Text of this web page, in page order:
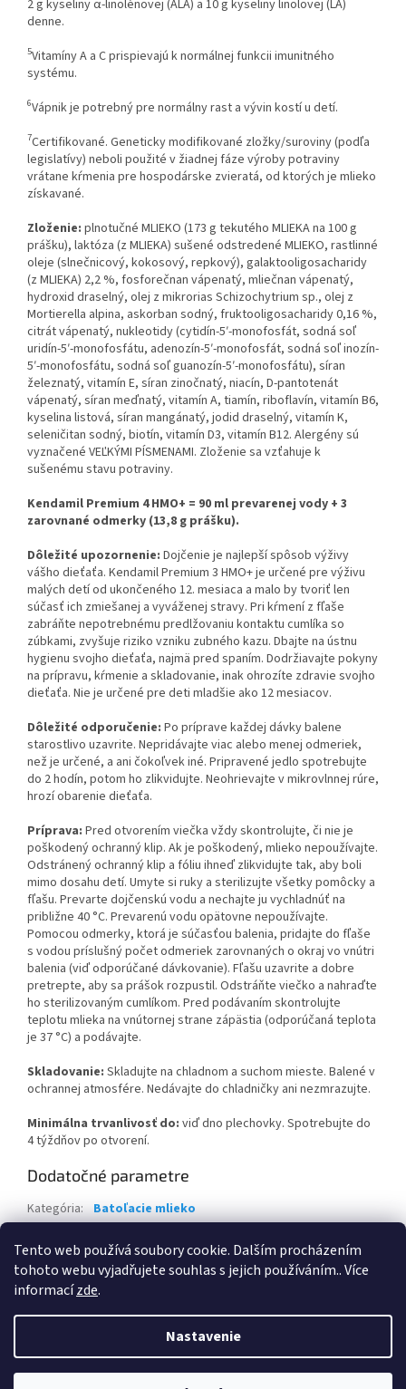
Tento web používá soubory cookie. Dalším procházením
tohoto webu vyjadřujete souhlas s jejich používáním.. Více
informacízde.
Nastavenie
2 g kyseliny α-linolénovej (ALA) a 10 g kyseliny linolovej (LA)
denne.
5Vitamíny A a C prispievajú k normálnej funkcii imunitného
systému.
6Vápnik je potrebný pre normálny rast a vývin kostí u detí.
7Certifikované. Geneticky modifikované zložky/suroviny (podľa
legislatívy) neboli použité v žiadnej fáze výroby potraviny
vrátane kŕmenia pre hospodárske zvieratá, od ktorých je mlieko
získavané.
Zloženie: plnotučné MLIEKO (173 g tekutého MLIEKA na 100 g
prášku), laktóza (z MLIEKA) sušené odstredené MLIEKO, rastlinné
oleje (slnečnicový, kokosový, repkový), galaktooligosacharidy
(z MLIEKA) 2,2 %, fosforečnan vápenatý, mliečnan vápenatý,
hydroxid draselný, olej z mikrorias Schizochytrium sp., olej z
Mortierella alpina, askorban sodný, fruktooligosacharidy 0,16 %,
citrát vápenatý, nukleotidy (cytidín-5′-monofosfát, sodná soľ
uridín-5′-monofosfátu, adenozín-5′-monofosfát, sodná soľ inozín-
5′-monofosfátu, sodná soľ guanozín-5′-monofosfátu), síran
železnatý, vitamín E, síran zinočnatý, niacín, D-pantotenát
vápenatý, síran meďnatý, vitamín A, tiamín, riboflavín, vitamín B6,
kyselina listová, síran mangánatý, jodid draselný, vitamín K,
seleničitan sodný, biotín, vitamín D3, vitamín B12. Alergény sú
vyznačené VEĽKÝMI PÍSMENAMI. Zloženie sa vzťahuje k
sušenému stavu potraviny.
Kendamil Premium 4 HMO+ = 90 ml prevarenej vody + 3
zarovnané odmerky (13,8 g prášku).
Dôležité upozornenie: Dojčenie je najlepší spôsob výživy
vášho dieťaťa. Kendamil Premium 3 HMO+ je určené pre výživu
malých detí od ukončeného 12. mesiaca a malo by tvoriť len
súčasť ich zmiešanej a vyváženej stravy. Pri kŕmení z fľaše
zabráňte nepotrebnému predlžovaniu kontaktu cumlíka so
zúbkami, zvyšuje riziko vzniku zubného kazu. Dbajte na ústnu
hygienu svojho dieťaťa, najmä pred spaním. Dodržiavajte pokyny
na prípravu, kŕmenie a skladovanie, inak ohrozíte zdravie svojho
dieťaťa. Nie je určené pre deti mladšie ako 12 mesiacov.
Dôležité odporučenie: Po príprave každej dávky balene
starostlivo uzavrite. Nepridávajte viac alebo menej odmeriek,
než je určené, a ani čokoľvek iné. Pripravené jedlo spotrebujte
do 2 hodín, potom ho zlikvidujte. Neohrievajte v mikrovlnnej rúre,
hrozí obarenie dieťaťa.
Príprava: Pred otvorením viečka vždy skontrolujte, či nie je
poškodený ochranný klip. Ak je poškodený, mlieko nepoužívajte.
Odstránený ochranný klip a fóliu ihneď zlikvidujte tak, aby boli
mimo dosahu detí. Umyte si ruky a sterilizujte všetky pomôcky a
fľašu. Prevarte dojčenskú vodu a nechajte ju vychladnúť na
približne 40 °C. Prevarenú vodu opätovne nepoužívajte.
Pomocou odmerky, ktorá je súčasťou balenia, pridajte do fľaše
s vodou príslušný počet odmeriek zarovnaných o okraj vo vnútri
balenia (viď odporúčané dávkovanie). Fľašu uzavrite a dobre
pretrepte, aby sa prášok rozpustil. Odstráňte viečko a nahraďte
ho sterilizovaným cumlíkom. Pred podávaním skontrolujte
teplotu mlieka na vnútornej strane zápästia (odporúčaná teplota
je 37 °C) a podávajte.
Skladovanie: Skladujte na chladnom a suchom mieste. Balené v
ochrannej atmosfére. Nedávajte do chladničky ani nezmrazujte.
Minimálna trvanlivosť do: viď dno plechovky. Spotrebujte do
4 týždňov po otvorení.
Dodatočné parametre
Kategória:
Batoľacie mlieko
Položka bola vypredaná…
Vytvoril Shoptet